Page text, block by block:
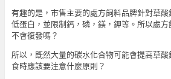
有趣的是，市售主要的處方飼料品牌針對草
低蛋白，並限制鈣，磷，鎂，鉀等。所以處
不會復發嗎？
所以，既然大量的碳水化合物可能會提高草
食時應該要注意什麼原則？